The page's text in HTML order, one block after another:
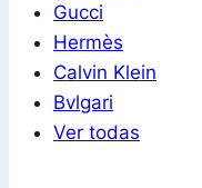
Gucci
Hermès
Calvin Klein
Bvlgari
Ver todas